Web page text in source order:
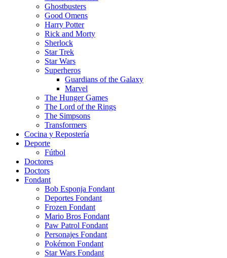
Ghostbusters
Good Omens
Harry Potter
Rick and Morty
Sherlock
Star Trek
Star Wars
Superheros
Guardians of the Galaxy
Marvel
The Hunger Games
The Lord of the Rings
The Simpsons
Transformers
Cocina y Repostería
Deporte
Fútbol
Doctores
Doctors
Fondant
Bob Esponja Fondant
Deportes Fondant
Frozen Fondant
Mario Bros Fondant
Paw Patrol Fondant
Personajes Fondant
Pokémon Fondant
Star Wars Fondant